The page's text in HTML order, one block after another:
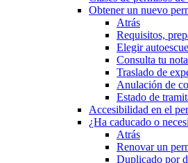
Obtener un nuevo
Atrás
Requisitos,
Elegir
Consulta tu
Traslado de
Anulación de
Estado de
Accesibilidad en el
¿Ha caducado o
Atrás
Renovar un
Duplicado por